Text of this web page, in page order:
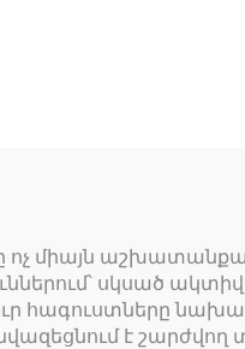
միայն
սկսած
է